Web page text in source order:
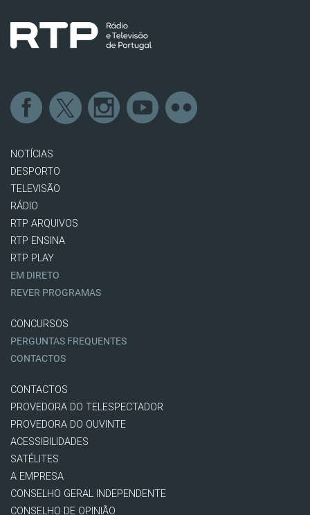
NOTÍCIAS
DESPORTO
TELEVISÃO
RÁDIO
RTP ARQUIVOS
RTP ENSINA
RTP PLAY
EM DIRETO
REVER PROGRAMAS
CONCURSOS
PERGUNTAS FREQUENTES
CONTACTOS
CONTACTOS
PROVEDORA DO TELESPECTADOR
PROVEDORA DO OUVINTE
ACESSIBILIDADES
SATÉLITES
A EMPRESA
CONSELHO GERAL INDEPENDENTE
CONSELHO DE OPINIÃO